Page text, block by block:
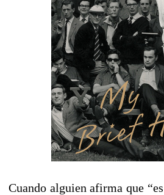
Cuando alguien afirma que